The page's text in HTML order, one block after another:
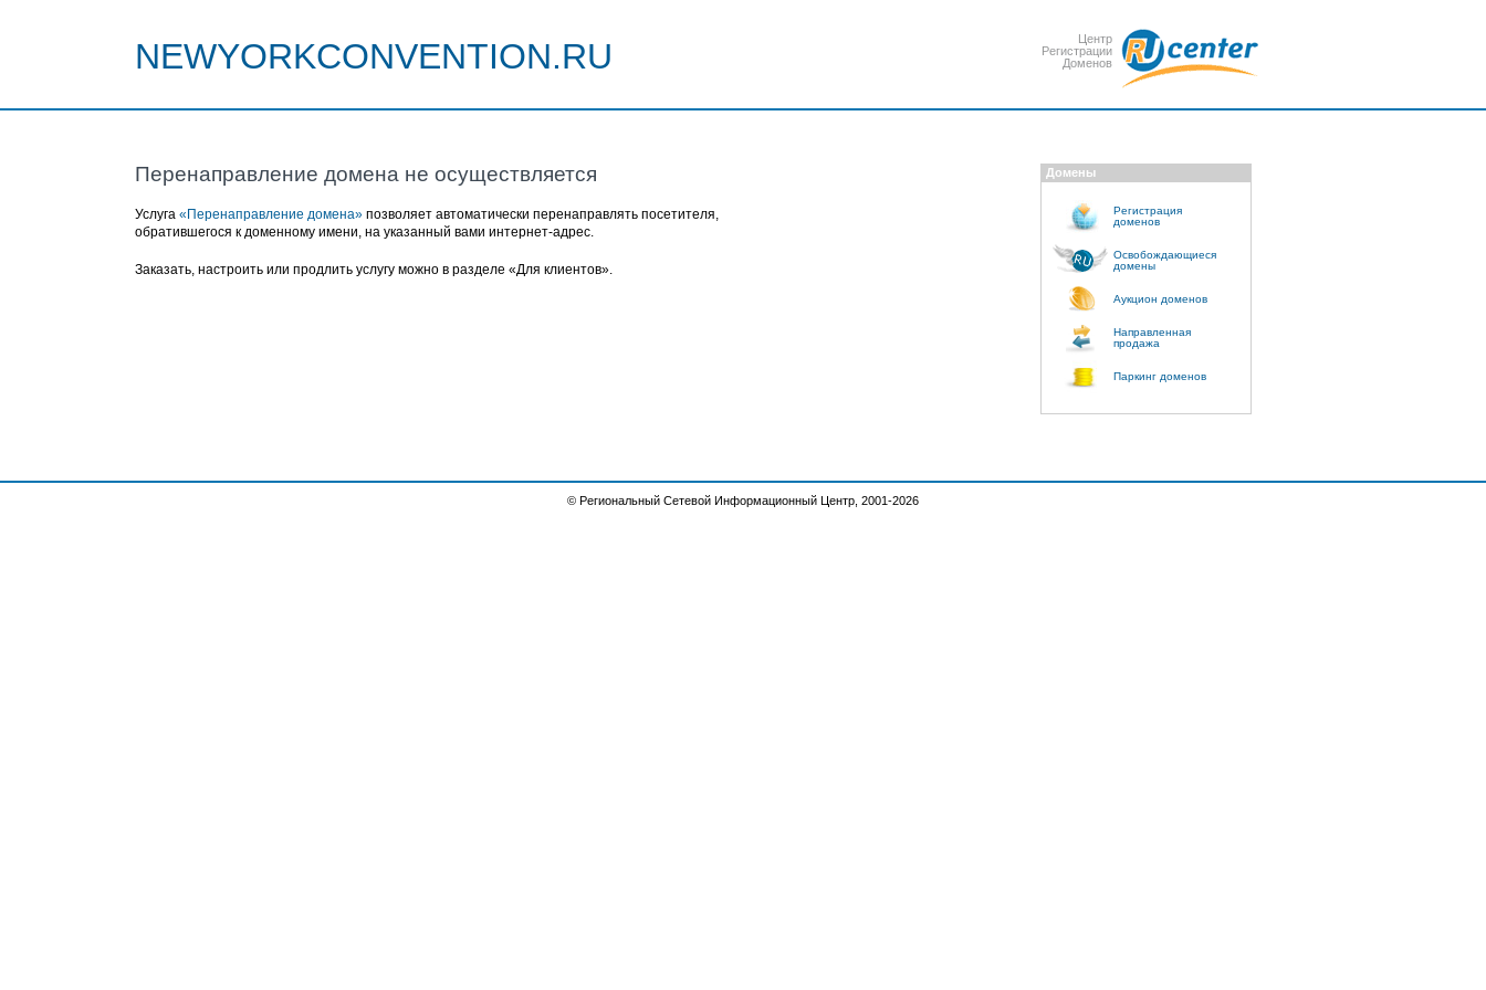
NEWYORKCONVENTION.RU
Центр
Регистрации
Доменов
Перенаправление домена не осуществляется
Услуга «Перенаправление домена» позволяет автоматически перенаправлять посетителя,
обратившегося к доменному имени, на указанный вами интернет-адрес.
Заказать, настроить или продлить услугу можно в разделе «Для клиентов».
Домены
Регистрация
доменов
Освобождающиеся
домены
Аукцион доменов
Направленная
продажа
Паркинг доменов
© Региональный Сетевой Информационный Центр, 2001-2026